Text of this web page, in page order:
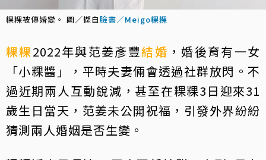
粿粿被傳婚變。 圖／擷自臉書／Meigo粿粿
粿粿2022年與范姜彥豐結婚 ，婚後育有一女
「小粿醬」，平時夫妻倆會透過社群放閃。不
過近期兩人互動銳減，甚至在粿粿3日迎來31
歲生日當天，范姜未公開祝福，引發外界紛紛
猜測兩人婚姻是否生變。